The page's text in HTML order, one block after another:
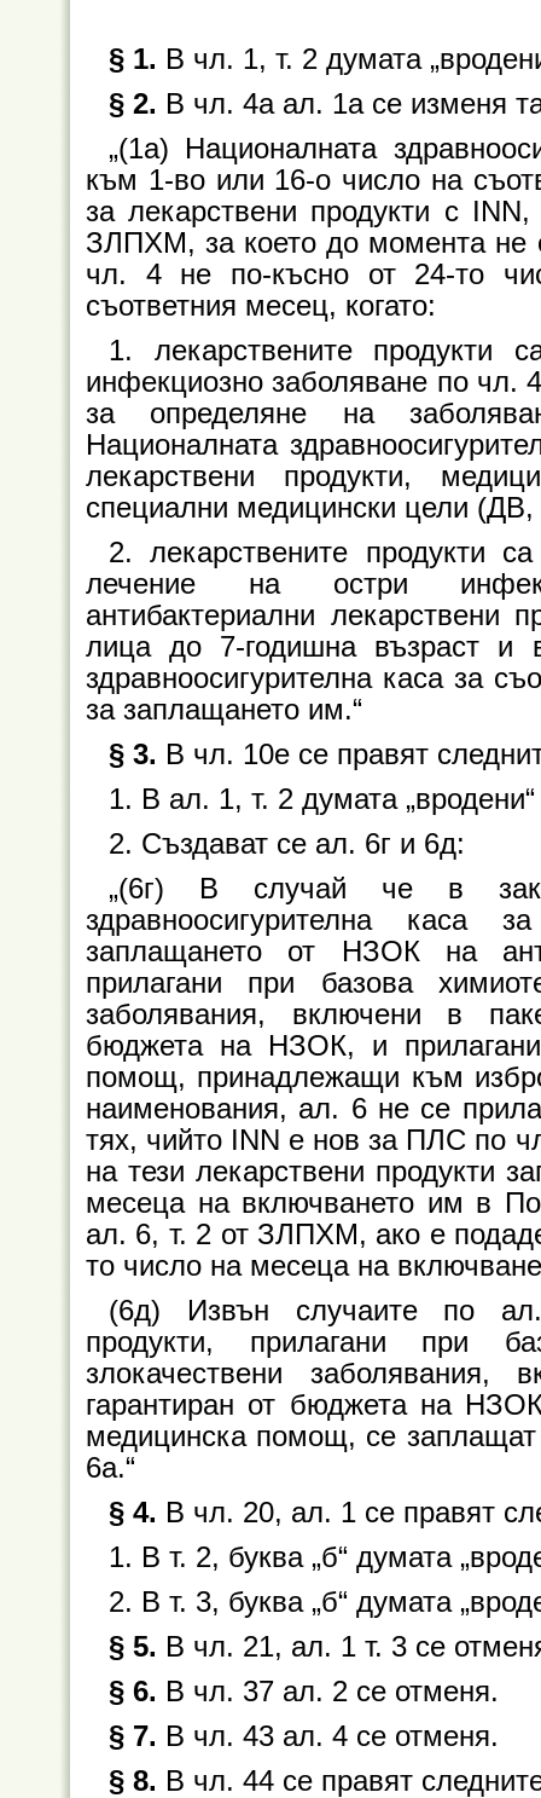
§ 1. В чл. 1, т. 2 думата
§ 2. В чл. 4а ал. 1а се изменя
„(1а) Националната
към 1-во или 16-о число на
за лекарствени продукти с
ЗЛПХМ, за което до момента не
чл. 4 не по-късно от 24-то
съответния месец, когато:
1. лекарствените продукти
инфекциозно заболяване по чл.
за определяне на
Националната
лекарствени продукти,
специални медицински цели (ДВ,
2. лекарствените продукти
лечение на остри
антибактериални лекарствени
лица до 7-годишна възраст и
здравноосигурителна каса за
за заплащането им.“
§ 3. В чл. 10е се правят
1. В ал. 1, т. 2 думата
2. Създават се ал. 6г и 6д:
„(6г) В случай че в
здравноосигурителна каса
заплащането от НЗОК на
прилагани при базова
заболявания, включени в
бюджета на НЗОК, и
помощ, принадлежащи към
наименования, ал. 6 не се
тях, чийто INN e нов за ПЛС по
на тези лекарствени продукти
месеца на включването им в
ал. 6, т. 2 от ЗЛПХМ, ако е
то число на месеца на
(6д) Извън случаите по ал.
продукти, прилагани при
злокачествени заболявания,
гарантиран от бюджета на
медицинска помощ, се
6а.“
§ 4. В чл. 20, ал. 1 се правят
1. В т. 2, буква „б“ думата
2. В т. 3, буква „б“ думата
§ 5. В чл. 21, ал. 1 т. 3 се
§ 6. В чл. 37 ал. 2 се отменя.
§ 7. В чл. 43 ал. 4 се отменя.
§ 8. В чл. 44 се правят